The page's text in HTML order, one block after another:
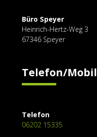
Büro Speyer
Heinrich-Hertz-Weg 3
67346 Speyer
Telefon/Mobil
Telefon
06202 15335